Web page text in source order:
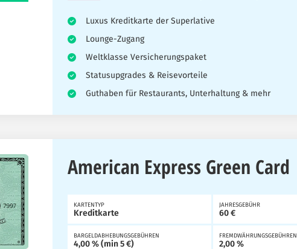
Luxus Kreditkarte der Superlative
Lounge-Zugang
Weltklasse Versicherungspaket
Statusupgrades & Reisevorteile
Guthaben für Restaurants, Unterhaltung & mehr
American Express Green Card
KARTENTYP
Kreditkarte
JAHRESGEBÜHR
60 €
BARGELDABHEBUNGSGEBÜHREN
4,00 % (min 5 €)
FREMDWÄHRUNGSGEBÜHREN
2,00 %